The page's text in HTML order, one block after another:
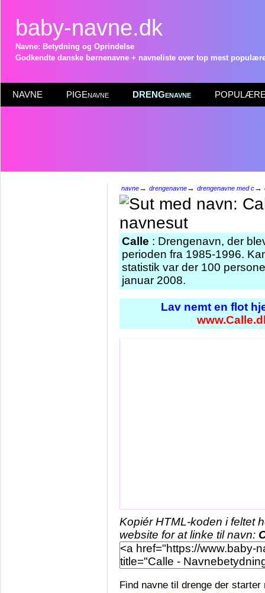
baby-navne.dk
Navne: Betydning og Oprindelse
Godkendte danske børnenavne + navneliste over top mest
NAVNE PIGEnavne DRENGenavne POPULÆRE
navne→ drengenavne→ drengenavne med c→
Calle : Drengenavn, der
perioden fra 1985-1996.
statistik var der 100
januar 2008.
Lav nemt en flot
Kopiér HTML-koden i feltet
website for at linke til navn:
Find navne til drenge der starter